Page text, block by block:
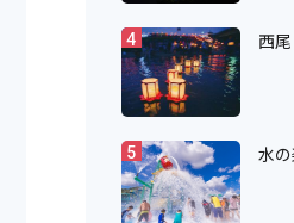
4 西
5 水